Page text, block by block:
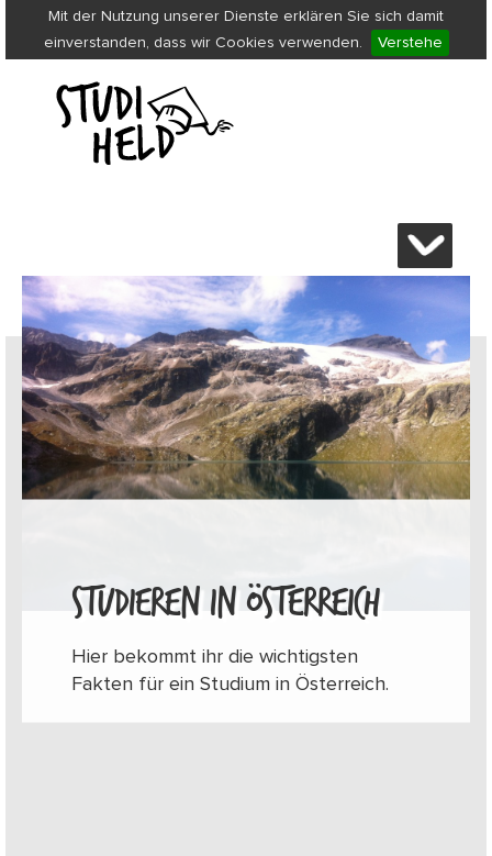
Mit der Nutzung unserer Dienste erklären Sie sich damit
einverstanden, dass wir Cookies verwenden.
Verstehe
STUDIEREN IN ÖSTERREICH
Hier bekommt ihr die wichtigsten
Fakten für ein Studium in Österreich.